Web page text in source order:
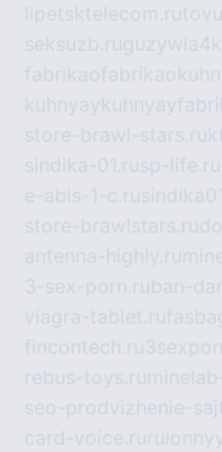
lipetsktelecom.ru
seksuzb.ru
store-brawl-stars.ru
sindika-01.rusp-life.ru
e-abis-1-c.ru
store-brawlstars.ru
antenna-highly.ru
3-sex-porn.ruban-
viagra-tablet.ru
fincontech.ru
rebus-toys.ru
seo-prodvizhenie-
card-voice.ru